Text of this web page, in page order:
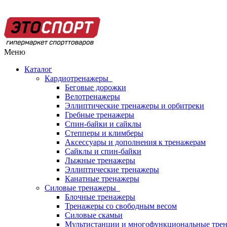
Меню
Каталог
Кардиотренажеры
Беговые дорожки
Велотренажеры
Эллиптические тренажеры и орбитреки
Гребные тренажеры
Спин-байки и сайклы
Степперы и климберы
Аксессуары и дополнения к тренажерам
Сайклы и спин-байки
Лыжные тренажеры
Эллиптические тренажеры
Канатные тренажеры
Силовые тренажеры
Блочные тренажеры
Тренажеры со свободным весом
Силовые скамьи
Мультистанции и многофункциональные